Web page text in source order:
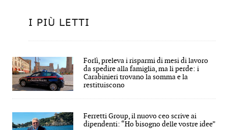
I PIÙ LETTI
Forlì, preleva i risparmi di mesi di lavoro
da spedire alla famiglia, ma li perde: i
Carabinieri trovano la somma e la
restituiscono
Ferretti Group, il nuovo ceo scrive ai
dipendenti: “Ho bisogno delle vostre idee”